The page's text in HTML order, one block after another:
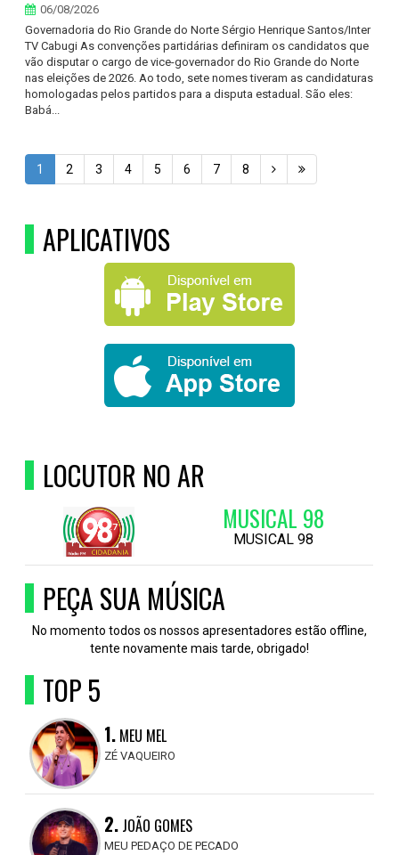
06/08/2026
Governadoria do Rio Grande do Norte Sérgio Henrique Santos/Inter
TV Cabugi As convenções partidárias definiram os candidatos que
vão disputar o cargo de vice-governador do Rio Grande do Norte
nas eleições de 2026. Ao todo, sete nomes tiveram as candidaturas
homologadas pelos partidos para a disputa estadual. São eles:
Babá...
1 2 3 4 5 6 7 8
APLICATIVOS
LOCUTOR NO AR
MUSICAL 98
MUSICAL 98
PEÇA SUA MÚSICA
No momento todos os nossos apresentadores estão offline,
tente novamente mais tarde, obrigado!
TOP 5
1. MEU MEL
ZÉ VAQUEIRO
2. JOÃO GOMES
MEU PEDAÇO DE PECADO